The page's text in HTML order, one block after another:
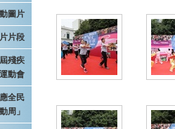
圖片
片段
殘疾
動會
全民
周」